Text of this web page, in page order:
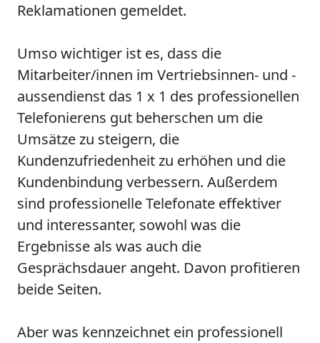
Reklamationen gemeldet.
Umso wichtiger ist es, dass die
Mitarbeiter/innen im Vertriebsinnen- und -
aussendienst das 1 x 1 des professionellen
Telefonierens gut beherschen um die
Umsätzezu steigern, die
Kundenzufriedenheitzu erhöhen und die
Kundenbindung verbessern. Außerdem
sind professionelle Telefonate effektiver
und interessanter, sowohl was die
Ergebnisse als was auch die
Gesprächsdauer angeht. Davon profitieren
beide Seiten.
Aber was kennzeichnet ein professionell